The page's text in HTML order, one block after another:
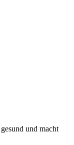
und macht